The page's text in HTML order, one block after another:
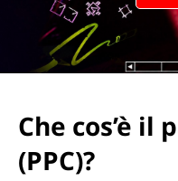
p
Che cos’è il
(PPC)?